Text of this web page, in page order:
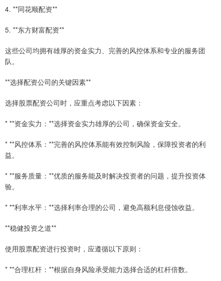
4. **同花顺配资**
5. **东方财富配资**
这些公司均拥有雄厚的资金实力、完善的风控体系和专业的服务团
队。
**选择配资公司的关键因素**
选择股票配资公司时，应重点考虑以下因素：
* **资金实力：**选择资金实力雄厚的公司，确保资金安全。
* **风控体系：**完善的风控体系能有效控制风险，保障投资者的利
益。
* **服务质量：**优质的服务能及时解决投资者的问题，提升投资体
验。
* **利率水平：**选择利率合理的公司，避免高额利息侵蚀收益。
**稳健投资之道**
使用股票配资进行投资时，应遵循以下原则：
* **合理杠杆：**根据自身风险承受能力选择合适的杠杆倍数。